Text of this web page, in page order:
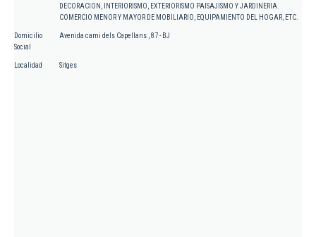
DECORACION, INTERIORISMO, EXTERIORISMO PAISAJISMO Y JARDINERIA.
COMERCIO MENOR Y MAYOR DE MOBILIARIO, EQUIPAMIENTO DEL HOGAR, ETC.
Domicilio
Social
Avenida cami dels Capellans , 87 - BJ
Localidad Sitges